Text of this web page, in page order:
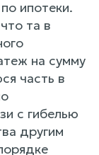
ипотеки.
та в
на сумму
часть в
с гибелью
другим